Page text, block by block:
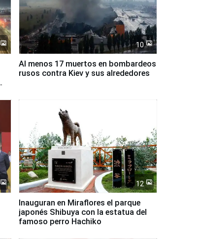
10
Al menos 17 muertos en bombardeos
rusos contra Kiev y sus alrededores
12
Inauguran en Miraflores el parque
japonés Shibuya con la estatua del
famoso perro Hachiko